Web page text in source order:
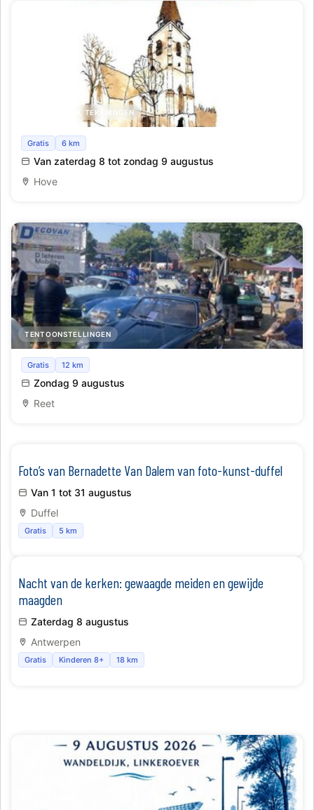
SCHILDERIJEN, TEKENINGEN
Kunst in de kerk
Gratis 6 km
Van zaterdag 8 tot zondag 9 augustus
Hove
TENTOONSTELLINGEN
Oldtimer-rally Lichtfeesten Reet
Gratis 12 km
Zondag 9 augustus
Reet
Foto’s van Bernadette Van Dalem van foto-kunst-duffel
Van 1 tot 31 augustus
Duffel
Gratis 5 km
Nacht van de kerken: gewaagde meiden en gewijde
maagden
Zaterdag 8 augustus
Antwerpen
Gratis Kinderen 8+ 18 km